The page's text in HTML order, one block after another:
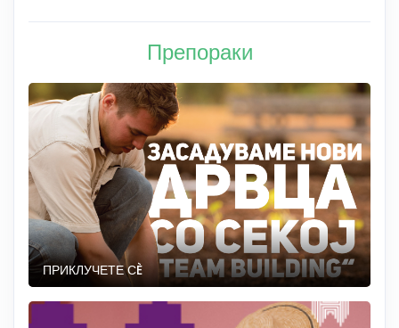
Препораки
ПРИКЛУЧЕТЕ СÈ